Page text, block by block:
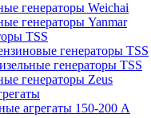
генераторы Weichai
генераторы Yanmar
TSS
генераторы TSS
генераторы TSS
генераторы Zeus
агрегаты 150-200 А